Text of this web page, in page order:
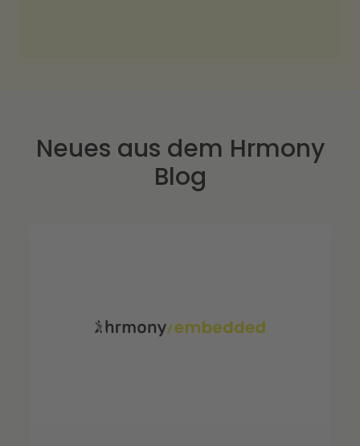
Neues aus dem Hrmony
Blog